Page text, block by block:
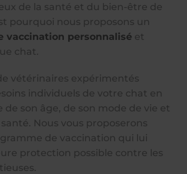
de la santé et du bien-être de
pourquoi nous proposons un
vaccination personnalisé et
chat.
vétérinaires expérimentés
individuels de votre chat en
son âge, de son mode de vie et
Nous vous proposerons
de vaccination qui lui
protection possible contre les